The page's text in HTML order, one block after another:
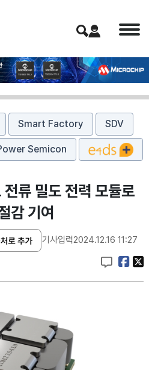
Smart Factory SDV
Semicon
류 밀도 전력 모듈로
감 기여
기사입력2024.12.16 11:27